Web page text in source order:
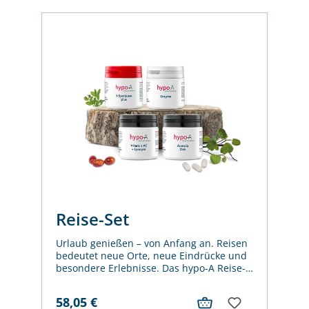
Reise-Set
Urlaub genießen – von Anfang an. Reisen
bedeutet neue Orte, neue Eindrücke und
besondere Erlebnisse. Das hypo-A Reise-
jeden Moment gut versorgt genießen
58,05 €